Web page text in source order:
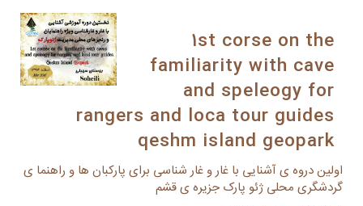
1st corse on the
familiarity with cave
and speleogy for
rangers and loca tour guides
qeshm island geopark
اولین دروه ی آشنایی با غار و غار شناسی برای پارکبان ها و راهنما ی
گردشگری محلی ژئو پارک جزیره ی قشم